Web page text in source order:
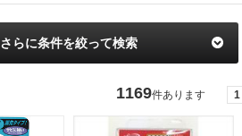
さらに条件を絞って検索
1169件あります 1